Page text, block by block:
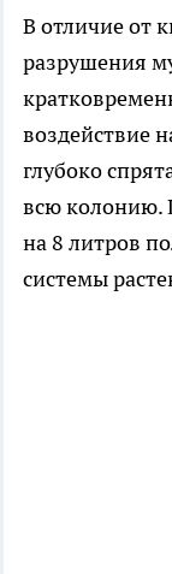
В отличие от
разрушения
воздействие
глубоко
всю колонию.
на 8 литров
системы